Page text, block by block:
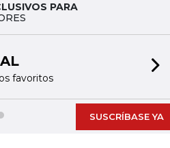
PARA
favoritos
SUSCRÍBASE YA